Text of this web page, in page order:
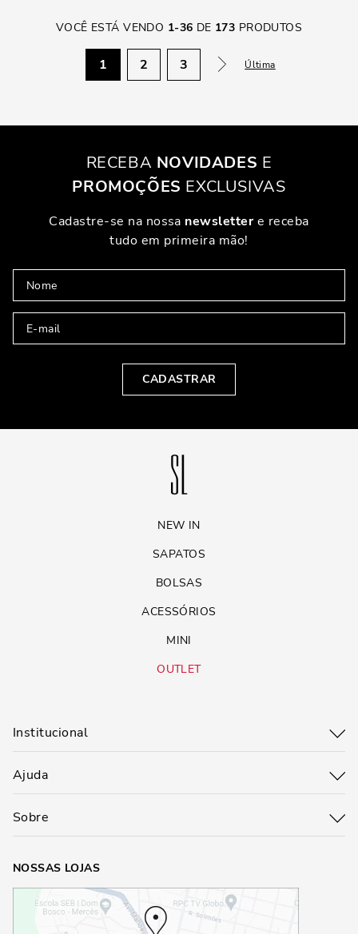
VOCÊ ESTÁ VENDO 1-36 DE 173 PRODUTOS
1 2 3 Última
RECEBA NOVIDADES E
PROMOÇÕES EXCLUSIVAS
Cadastre-se na nossa newslettere receba
tudo em primeira mão!
CADASTRAR
NEW IN
SAPATOS
BOLSAS
ACESSÓRIOS
MINI
OUTLET
Institucional
Ajuda
Sobre
NOSSAS LOJAS